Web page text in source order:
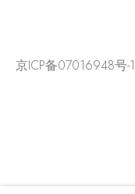
京ICP备07016948号-1